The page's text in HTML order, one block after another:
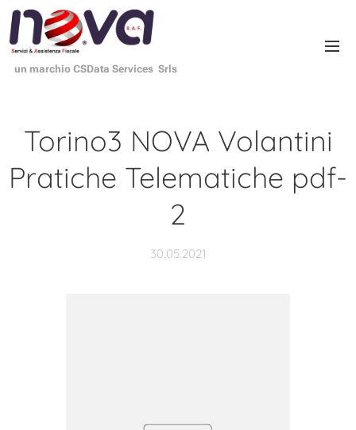
un marchio CSData Services Srls
Torino3 NOVA Volantini
Pratiche Telematiche pdf-
2
30.05.2021